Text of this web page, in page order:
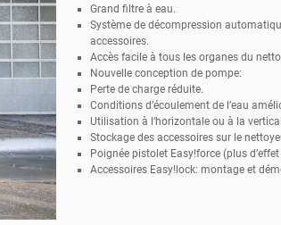
Grand filtre à eau.
Système de décompression
accessoires.
Accès facile à tous les organes du
Nouvelle conception de pompe:
Perte de charge réduite.
Conditions d’écoulement de l’eau
Utilisation à l‘horizontale ou à la
Stockage des accessoires sur le
Poignée pistolet Easy!force (plus d’effet
Accessoires Easy!lock: montage et